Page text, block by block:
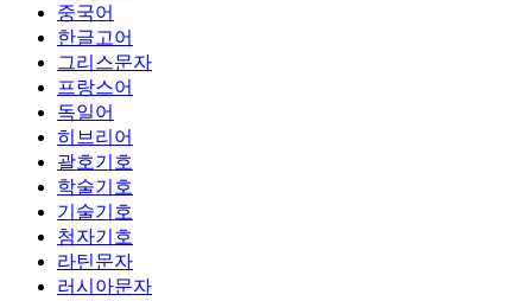
중국어
한글고어
그리스문자
프랑스어
독일어
히브리어
괄호기호
학술기호
기술기호
첨자기호
라틴문자
러시아문자